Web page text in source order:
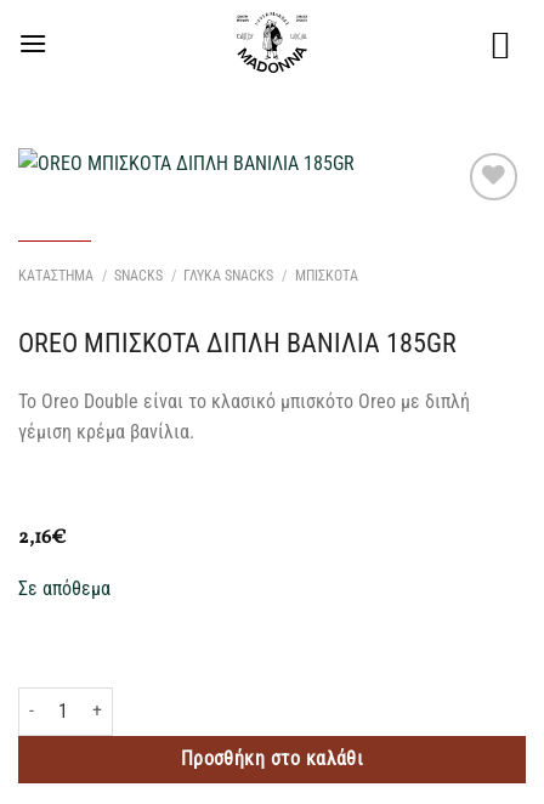
στο
ΚΑΤΑΣΤΗΜΑ / SNACKS / ΓΛΥΚΑ SNACKS / ΜΠΙΣΚΟΤΑ
OREO ΜΠΙΣΚΟΤΑ ΔΙΠΛΗ ΒΑΝΙΛΙΑ 185GR
Το Oreo Double είναι το κλασικό μπισκότο Oreo με διπλή
γέμιση κρέμα βανίλια.
2,16€
Σε απόθεμα
OREO ΜΠΙΣΚΟΤΑ ΔΙΠΛΗ ΒΑΝΙΛΙΑ 185GR ποσότητα
Προσθήκη στο καλάθι